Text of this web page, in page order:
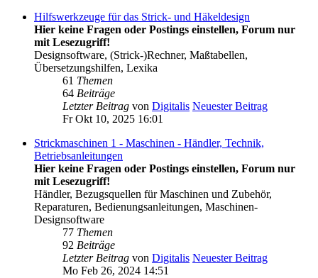
Hilfswerkzeuge für das Strick- und Häkeldesign
Hier keine Fragen oder Postings einstellen, Forum nur
mit Lesezugriff!
Designsoftware, (Strick-)Rechner, Maßtabellen,
Übersetzungshilfen, Lexika
61 Themen
64 Beiträge
Letzter Beitrag von Digitalis Neuester Beitrag
Fr Okt 10, 2025 16:01
Strickmaschinen 1 - Maschinen - Händler, Technik,
Betriebsanleitungen
Hier keine Fragen oder Postings einstellen, Forum nur
mit Lesezugriff!
Händler, Bezugsquellen für Maschinen und Zubehör,
Reparaturen, Bedienungsanleitungen, Maschinen-
Designsoftware
77 Themen
92 Beiträge
Letzter Beitrag von Digitalis Neuester Beitrag
Mo Feb 26, 2024 14:51